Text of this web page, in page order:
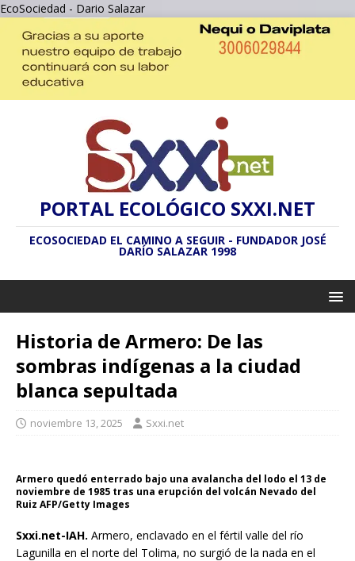
EcoSociedad - Dario Salazar
PORTAL ECOLÓGICO SXXI.NET
ECOSOCIEDAD EL CAMINO A SEGUIR - FUNDADOR JOSÉ
DARÍO SALAZAR 1998
Historia de Armero: De las
sombras indígenas a la ciudad
blanca sepultada
noviembre 13, 2025 Sxxi.net
Armero quedó enterrado bajo una avalancha del lodo el 13 de
noviembre de 1985 tras una erupción del volcán Nevado del
Ruiz AFP/Getty Images
Sxxi.net-IAH. Armero, enclavado en el fértil valle del río
Lagunilla en el norte del Tolima, no surgió de la nada en el